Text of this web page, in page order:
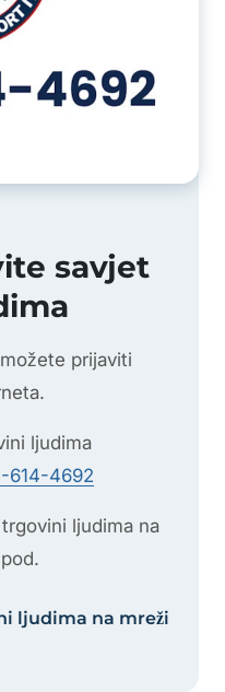
savjet
prijaviti
ljudima
614-4692
ljudima na
ljudima na mreži